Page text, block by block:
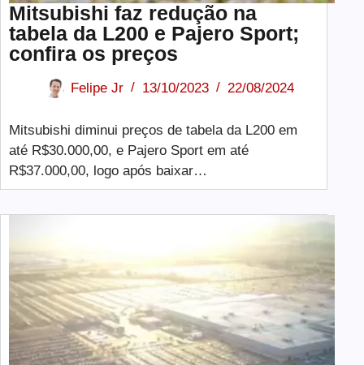
Mitsubishi faz redução na
tabela da L200 e Pajero Sport;
confira os preços
Felipe Jr 13/10/2023 22/08/2024
Mitsubishi diminui preços de tabela da L200 em
até R$30.000,00, e Pajero Sport em até
R$37.000,00, logo após baixar…